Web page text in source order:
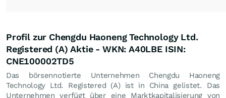
Profil zur Chengdu Haoneng Technology Ltd.
Registered (A) Aktie - WKN: A40LBE ISIN:
CNE100002TD5
Das börsennotierte Unternehmen Chengdu Haoneng
Technology Ltd. Registered (A) ist in China gelistet. Das
Unternehmen verfügt über eine Marktkapitalisierung von